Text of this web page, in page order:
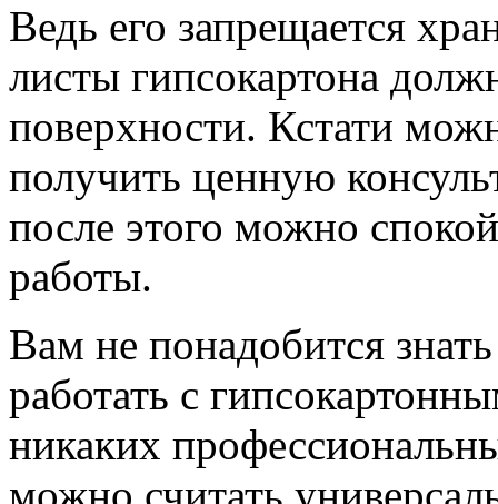
Ведь его запрещается
листы гипсокартона
поверхности. Кстати
получить ценную
после этого можно
работы.
Вам не понадобится
работать с
никаких
можно считать